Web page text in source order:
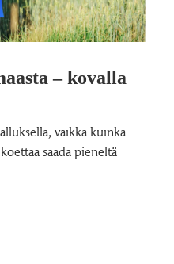
– kovalla
vaikka kuinka
saada pieneltä